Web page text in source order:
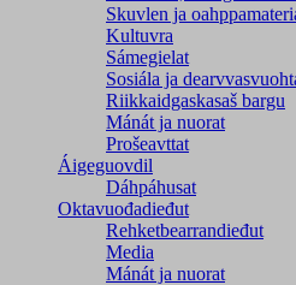
Skuvlen ja
Kultuvra
Sámegielat
Sosiála ja
Riikkaidgaskasaš bargu
Mánát ja nuorat
Prošeavttat
Áigeguovdil
Dáhpáhusat
Oktavuođadieđut
Rehketbearrandieđut
Media
Mánát ja nuorat